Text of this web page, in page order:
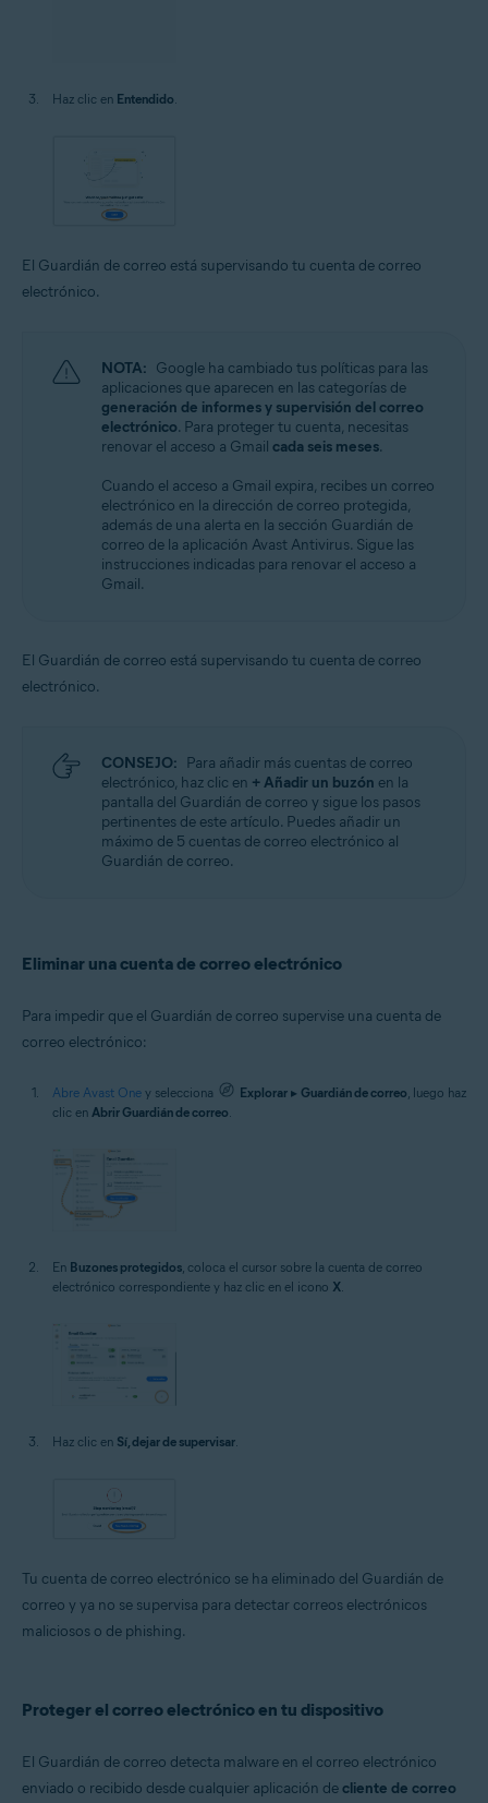
Haz clic en Entendido
El Guardián de correo está supervisando tu cuenta de correo
electrónico.
NOTA: Google ha cambiado tus políticas para las
aplicaciones que aparecen en las categorías de
generación de informes y supervisión del correo
electrónico. Para proteger tu cuenta, necesitas
renovar el acceso a Gmail cada seis meses.
Cuando el acceso a Gmail expira, recibes un correo
electrónico en la dirección de correo protegida,
además de una alerta en la sección Guardián de
correo de la aplicación Avast Antivirus. Sigue las
instrucciones indicadas para renovar el acceso a
Gmail.
El Guardián de correo está supervisando tu cuenta de correo
electrónico.
CONSEJO: Para añadir más cuentas de correo
electrónico, haz clic en + Añadir un buzón en la
pantalla del Guardián de correo y sigue los pasos
pertinentes de este artículo. Puedes añadir un
máximo de 5 cuentas de correo electrónico al
Guardián de correo.
Eliminar una cuenta de correo electrónico
Para impedir que el Guardián de correo supervise una cuenta de
correo electrónico:
Abre Avast One y selecciona Explorar ▸ Guardián de correo, luego haz
clic en Abrir Guardián de correo.
En Buzones protegidos, coloca el cursor sobre la cuenta de correo
electrónico correspondiente y haz clic en el icono X.
Haz clic en Sí, dejar de supervisar
Tu cuenta de correo electrónico se ha eliminado del Guardián de
correo y ya no se supervisa para detectar correos electrónicos
maliciosos o de phishing.
Proteger el correo electrónico en tu dispositivo
El Guardián de correo detecta malware en el correo electrónico
enviado o recibido desde cualquier aplicación decliente de correo